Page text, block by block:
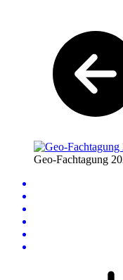
Geo-Fachtagung